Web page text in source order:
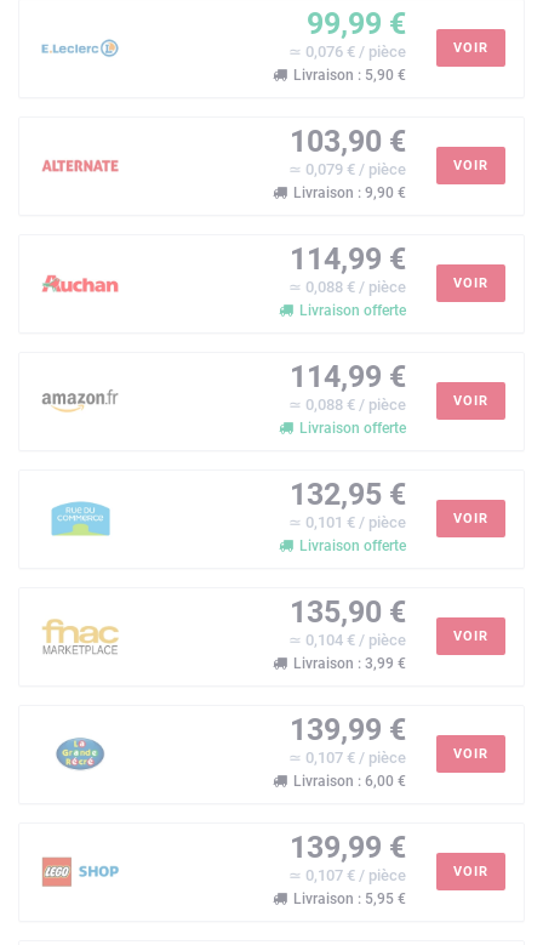
99,99 €
≃ 0,076 € / pièce
Livraison : 5,90 €
VOIR
103,90 €
≃ 0,079 € / pièce
Livraison : 9,90 €
VOIR
114,99 €
≃ 0,088 € / pièce
Livraison offerte
VOIR
114,99 €
≃ 0,088 € / pièce
Livraison offerte
VOIR
132,95 €
≃ 0,101 € / pièce
Livraison offerte
VOIR
135,90 €
≃ 0,104 € / pièce
Livraison : 3,99 €
VOIR
139,99 €
≃ 0,107 € / pièce
Livraison : 6,00 €
VOIR
139,99 €
≃ 0,107 € / pièce
Livraison : 5,95 €
VOIR